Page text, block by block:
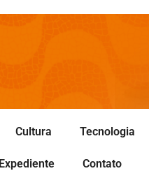
Cultura Tecnologia
Expediente Contato